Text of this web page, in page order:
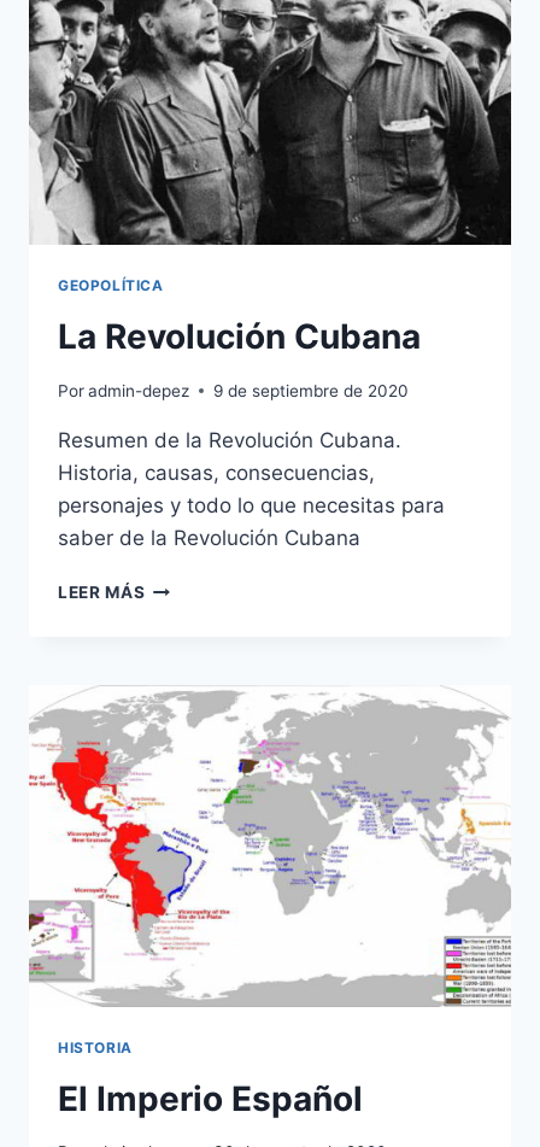
GEOPOLÍTICA
La Revolución Cubana
Poradmin-depez 9 de septiembre de 2020
Resumen de la Revolución Cubana.
Historia, causas, consecuencias,
personajes y todo lo que necesitas para
saber de la Revolución Cubana
LEER MÁS LA
HISTORIA
El Imperio Español